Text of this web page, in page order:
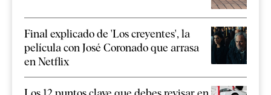
Final explicado de 'Los creyentes', la
película con José Coronado que arrasa
en Netflix